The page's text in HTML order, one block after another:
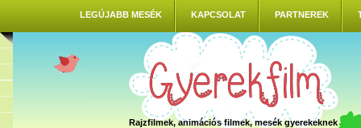
LEGÚJABB MESÉK KAPCSOLAT PARTNEREK
Rajzfilmek, animációs filmek, mesék gyerekeknek